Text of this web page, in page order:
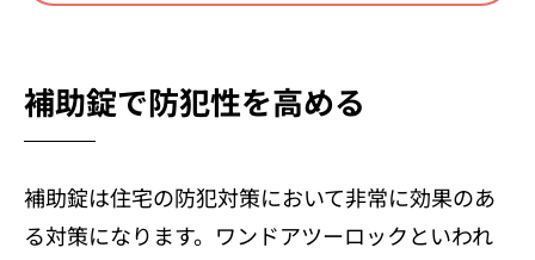
補助錠で防犯性を高める
補助錠は住宅の防犯対策において非常に効果のあ
る対策になります。ワンドアツーロックといわれ